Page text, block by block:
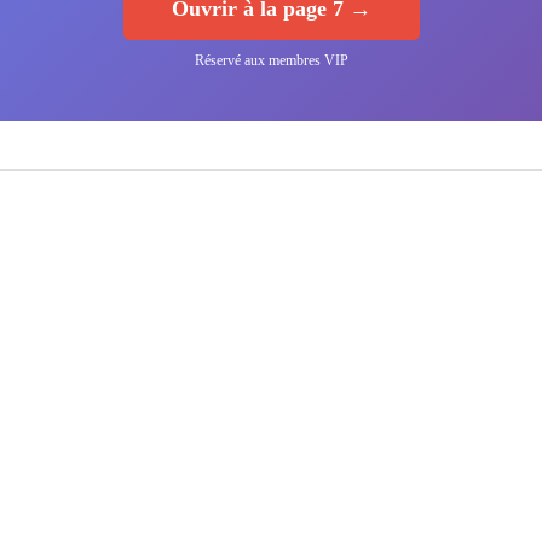
Ouvrir à la page 7 →
Réservé aux membres VIP